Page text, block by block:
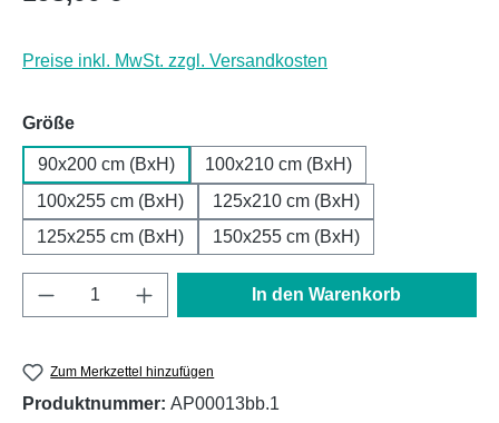
Preise inkl. MwSt. zzgl. Versandkosten
Größeauswählen
90x200 cm (BxH)
100x210 cm (BxH)
100x255 cm (BxH)
125x210 cm (BxH)
125x255 cm (BxH)
150x255 cm (BxH)
Produkt Anzahl: Gib den gewünschten
In den Warenkorb
Zum Merkzettel hinzufügen
Produktnummer: AP00013bb.1